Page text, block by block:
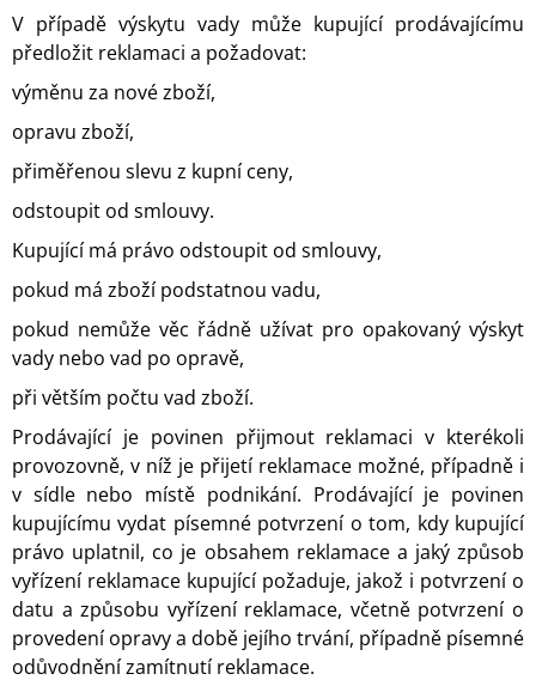
V případě výskytu vady může kupující prodávajícímu
předložit reklamaci a požadovat:
výměnu za nové zboží,
opravu zboží,
přiměřenou slevu z kupní ceny,
odstoupit od smlouvy.
Kupující má právo odstoupit od smlouvy,
pokud má zboží podstatnou vadu,
pokud nemůže věc řádně užívat pro opakovaný výskyt
vady nebo vad po opravě,
při větším počtu vad zboží.
Prodávající je povinen přijmout reklamaci v kterékoli
provozovně, v níž je přijetí reklamace možné, případně i
v sídle nebo místě podnikání. Prodávající je povinen
kupujícímu vydat písemné potvrzení o tom, kdy kupující
právo uplatnil, co je obsahem reklamace a jaký způsob
vyřízení reklamace kupující požaduje, jakož i potvrzení o
datu a způsobu vyřízení reklamace, včetně potvrzení o
provedení opravy a době jejího trvání, případně písemné
odůvodnění zamítnutí reklamace.